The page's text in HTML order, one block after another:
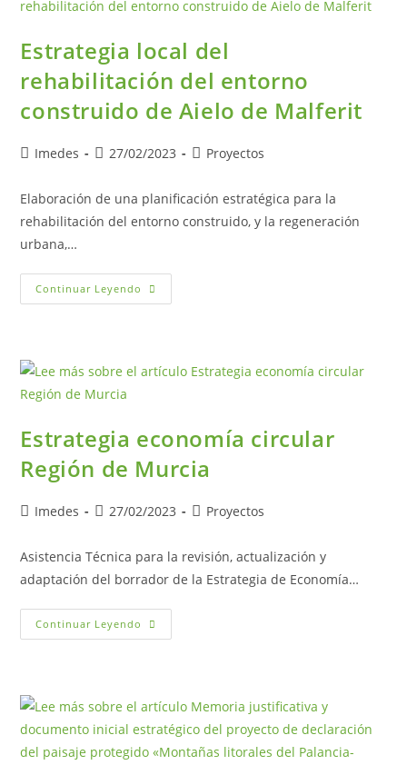
Estrategia local del
rehabilitación del entorno
construido de Aielo de Malferit
Imedes 27/02/2023 Proyectos
Elaboración de una planificación estratégica para la
rehabilitación del entorno construido, y la regeneración
urbana,…
Continuar Leyendo
Estrategia economía circular
Región de Murcia
Imedes 27/02/2023 Proyectos
Asistencia Técnica para la revisión, actualización y
adaptación del borrador de la Estrategia de Economía…
Continuar Leyendo